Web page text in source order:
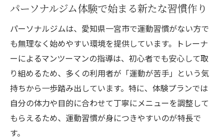
パーソナルジム体験で始まる新たな習慣作り
パーソナルジムは、愛知県一宮市で運動習慣がない方で
も無理なく始めやすい環境を提供しています。トレーナ
ーによるマンツーマンの指導は、初心者でも安心して取
り組めるため、多くの利用者が「運動が苦手」という気
持ちから一歩踏み出しています。特に、体験プランでは
自分の体力や目的に合わせて丁寧にメニューを調整して
もらえるため、運動習慣が身につきやすいのが特長で
す。